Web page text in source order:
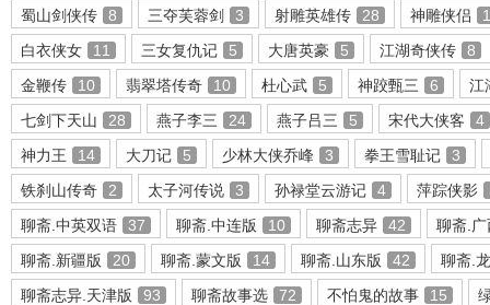
蜀山剑侠传
8 三夺芙蓉剑 3 射雕英雄传 28 神雕侠侣
白衣侠女
11 三女复仇记 5 大唐英豪 5 江湖奇侠传
8
金鞭传
10 翡翠塔传奇 10 杜心武 5 神跤甄三 6
江
七剑下天山
28 燕子李三 24 燕子吕三 5 宋代大侠客
4
神力王
14 大刀记 5 少林大侠乔峰 3 拳王雪耻记
3
铁刹山传奇
2 太子河传说 3 孙禄堂云游记 4 萍踪侠影
聊斋.中英双语
37 聊斋.中连版 10 聊斋志异 42
聊斋.广
聊斋.新疆版
20 聊斋.蒙文版 14 聊斋.山东版 42
聊斋.
聊斋志异.天津版
93 聊斋故事选 72 不怕鬼的故事 15